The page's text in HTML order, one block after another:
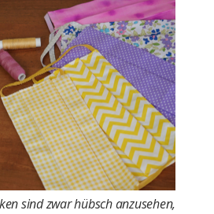
sind zwar hübsch anzusehen,